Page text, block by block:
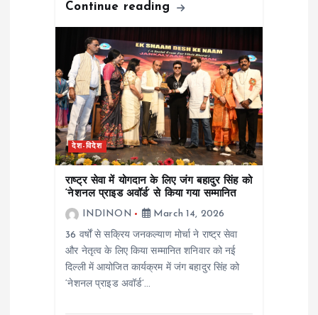
Continue reading
देश-विदेश
राष्ट्र सेवा में योगदान के लिए जंग बहादुर सिंह को
‘नेशनल प्राइड अवॉर्ड’ से किया गया सम्मानित
INDINON
March 14, 2026
36 वर्षों से सक्रिय जनकल्याण मोर्चा ने राष्ट्र सेवा
और नेतृत्व के लिए किया सम्मानित शनिवार को नई
दिल्ली में आयोजित कार्यक्रम में जंग बहादुर सिंह को
‘नेशनल प्राइड अवॉर्ड’…